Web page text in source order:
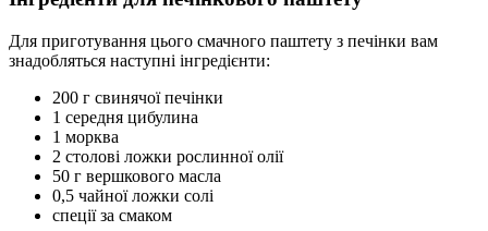
Для приготування цього смачного паштету з печінки вам
знадобляться наступні інгредієнти:
200 г свинячої печінки
1 середня цибулина
1 морква
2 столові ложки рослинної олії
50 г вершкового масла
0,5 чайної ложки солі
спеції за смаком